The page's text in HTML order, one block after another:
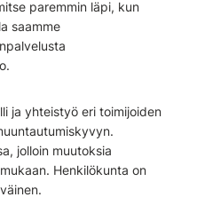
paremmin läpi, kun
saamme
ja yhteistyö eri toimijoiden
jolloin muutoksia
Henkilökunta on